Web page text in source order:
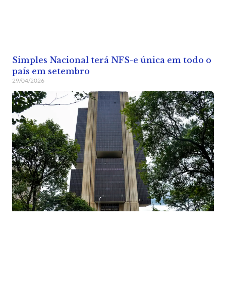
Simples Nacional terá NFS-e única em todo o
país em setembro
29/04/2026